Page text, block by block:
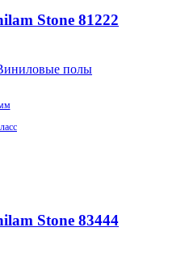
Stone 81222
полы
Stone 83444